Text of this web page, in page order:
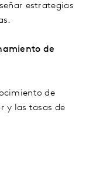
estrategias
de
de
y las tasas de